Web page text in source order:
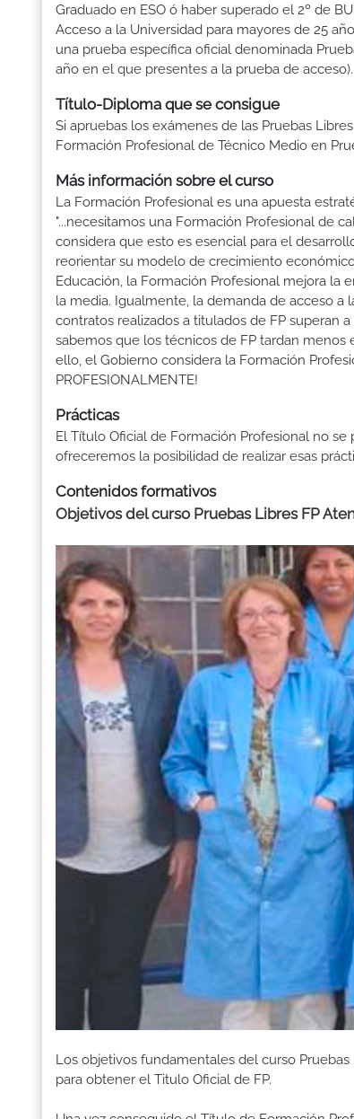
Graduado en ESO ó haber superado el 2º de
Acceso a la Universidad para mayores de 25
una prueba específica oficial denominada
año en el que presentes a la prueba de acceso).
Título-Diploma que se consigue
Si apruebas los exámenes de las Pruebas
Formación Profesional de Técnico Medio en
Más información sobre el curso
La Formación Profesional es una apuesta
"...necesitamos una Formación Profesional de
considera que esto es esencial para el
reorientar su modelo de crecimiento
Educación, la Formación Profesional mejora la
la media. Igualmente, la demanda de acceso a
contratos realizados a titulados de FP superan
sabemos que los técnicos de FP tardan
ello, el Gobierno considera la Formación
PROFESIONALMENTE!
Prácticas
El Título Oficial de Formación Profesional no
ofreceremos la posibilidad de realizar esas
Contenidos formativos
Objetivos del curso Pruebas Libres FP
Los objetivos fundamentales del curso
para obtener el Titulo Oficial de FP.